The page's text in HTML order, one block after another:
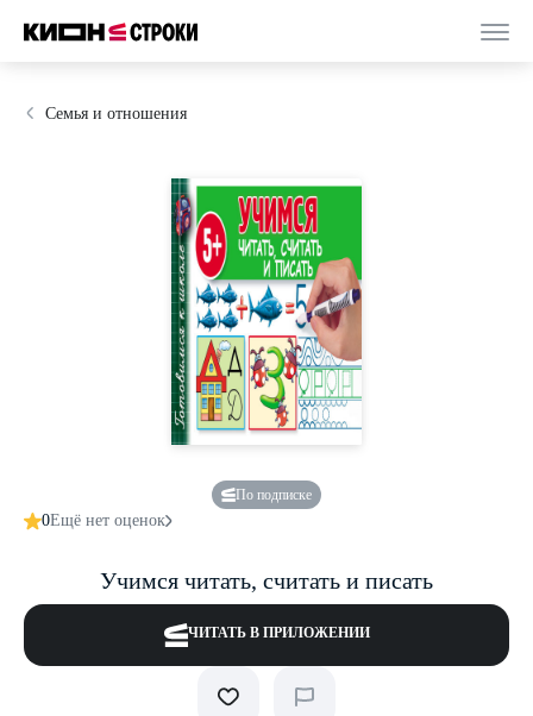
Семья и отношения
По подписке
0Ещё нет оценок
Учимся читать, считать и писать
ЧИТАТЬ В ПРИЛОЖЕНИИ